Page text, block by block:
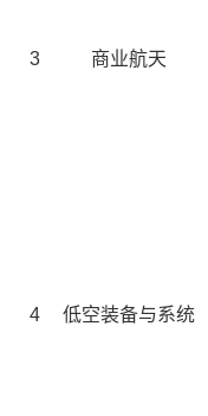
3 商业航天
4 低空装备与系统